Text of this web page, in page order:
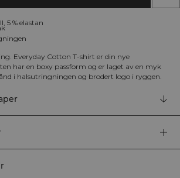
5 % elastan
Everyday Cotton T-shirt er din nye
har en boxy passform og er laget av en myk
i halsutringningen og brodert logo i ryggen.
5% elastan.